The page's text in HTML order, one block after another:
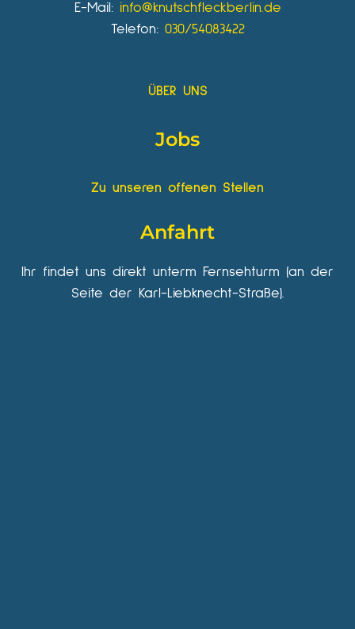
E-Mail: info@knutschfleckberlin.de
Telefon: 030/54083422
ÜBER UNS
Jobs
Zu unseren offenen Stellen
Anfahrt
Ihr findet uns direkt unterm Fernsehturm (an der
Seite der Karl-Liebknecht-Straße).